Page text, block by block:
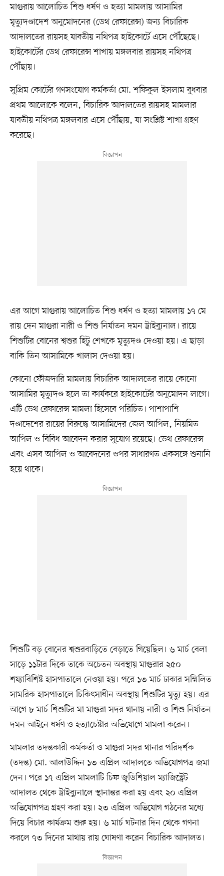
মাগুরায় আলোচিত শিশু ধর্ষণ ও হত্যা মামলায় আসামির
মৃত্যুদণ্ডাদেশ অনুমোদনের (ডেথ রেফারেন্স) জন্য বিচারিক
আদালতের রায়সহ যাবতীয় নথিপত্র হাইকোর্টে এসে পৌঁছেছে।
হাইকোর্টের ডেথ রেফারেন্স শাখায় মঙ্গলবার রায়সহ নথিপত্র
পৌঁছায়।
সুপ্রিম কোর্টের গণসংযোগ কর্মকর্তা মো. শফিকুল ইসলাম বুধবার
প্রথম আলোকে বলেন, বিচারিক আদালতের রায়সহ মামলার
যাবতীয় নথিপত্র মঙ্গলবার এসে পৌঁছায়, যা সংশ্লিষ্ট শাখা গ্রহণ
করেছে।
এর আগে মাগুরায় আলোচিত শিশু ধর্ষণ ও হত্যা মামলায় ১৭ মে
রায় দেন মাগুরা নারী ও শিশু নির্যাতন দমন ট্রাইব্যুনাল। রায়ে
শিশুটির বোনের শ্বশুর হিটু শেখকে মৃত্যুদণ্ড দেওয়া হয়। এ ছাড়া
বাকি তিন আসামিকে খালাস দেওয়া হয়।
কোনো ফৌজদারি মামলায় বিচারিক আদালতের রায়ে কোনো
আসামির মৃত্যুদণ্ড হলে তা কার্যকরে হাইকোর্টের অনুমোদন লাগে।
এটি ডেথ রেফারেন্স মামলা হিসেবে পরিচিত। পাশাপাশি
দণ্ডাদেশের রায়ের বিরুদ্ধে আসামিদের জেল আপিল, নিয়মিত
আপিল ও বিবিধ আবেদন করার সুযোগ রয়েছে। ডেথ রেফারেন্স
এবং এসব আপিল ও আবেদনের ওপর সাধারণত একসঙ্গে শুনানি
হয়ে থাকে।
শিশুটি বড় বোনের শ্বশুরবাড়িতে বেড়াতে গিয়েছিল। ৬ মার্চ বেলা
সাড়ে ১১টার দিকে তাকে অচেতন অবস্থায় মাগুরার ২৫০
শয্যাবিশিষ্ট হাসপাতালে নেওয়া হয়। পরে ১৩ মার্চ ঢাকার সম্মিলিত
সামরিক হাসপাতালে চিকিৎসাধীন অবস্থায় শিশুটির মৃত্যু হয়। এর
আগে ৮ মার্চ শিশুটির মা মাগুরা সদর থানায় নারী ও শিশু নির্যাতন
দমন আইনে ধর্ষণ ও হত্যাচেষ্টার অভিযোগে মামলা করেন।
মামলার তদন্তকারী কর্মকর্তা ও মাগুরা সদর থানার পরিদর্শক
(তদন্ত) মো. আলাউদ্দিন ১৩ এপ্রিল আদালতে অভিযোগপত্র জমা
দেন। পরে ১৭ এপ্রিল মামলাটি চিফ জুডিশিয়াল ম্যাজিস্ট্রেট
আদালত থেকে ট্রাইব্যুনালে স্থানান্তর করা হয় এবং ২০ এপ্রিল
অভিযোগপত্র গ্রহণ করা হয়। ২৩ এপ্রিল অভিযোগ গঠনের মধ্যে
দিয়ে বিচার কার্যক্রম শুরু হয়। ৬ মার্চ ঘটনার দিন থেকে গণনা
করলে ৭৩ দিনের মাথায় রায় ঘোষণা করেন বিচারিক আদালত।